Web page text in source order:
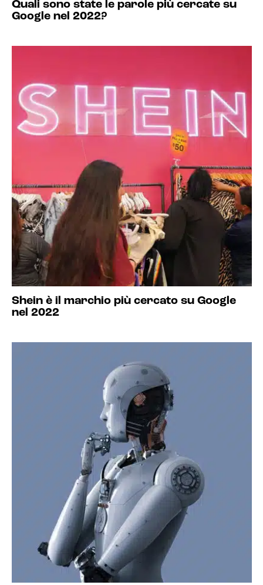
Quali sono state le parole più cercate su
Google nel 2022?
Shein è il marchio più cercato su Google
nel 2022